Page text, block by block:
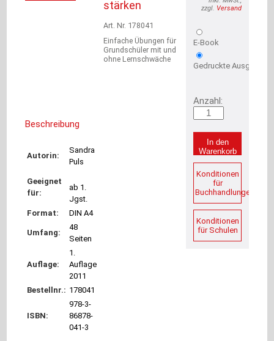
Deutsch
Fremdsprachen
Mathematik
Sachunterricht
Kunst
Unterrichtsmaterialien
Sekundarstufe
Förderung
Deutsch
Fremdsprachen
BWR
/
Naturwissenschaften
Physik
/
Chemie
Kunst
/
stärken
Art. Nr. 178041
Einfache Übungen für
Grundschüler mit und
ohne Lernschwäche
Beschreibung
Autorin:
Sandra
Puls
Geeignet
für:
ab 1.
Jgst.
Format:
DIN A4
Umfang:
48
Seiten
Auflage:
1.
Auflage
2011
Bestellnr.: 178041
ISBN:
978-3-
86878-
041-3
zzgl. Versand
E-Book
Gedruckte Ausgabe
Anzahl:
In den
Warenkorb
Konditionen
für
Buchhandlungen
Konditionen
für Schulen